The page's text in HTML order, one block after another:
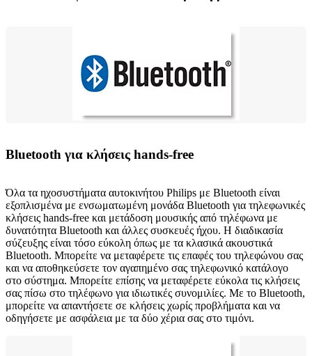
Bluetooth για κλήσεις hands-free
Όλα τα ηχοσυστήματα αυτοκινήτου Philips με Bluetooth είναι
εξοπλισμένα με ενσωματωμένη μονάδα Bluetooth για τηλεφωνικές
κλήσεις hands-free και μετάδοση μουσικής από τηλέφωνα με
δυνατότητα Bluetooth και άλλες συσκευές ήχου. Η διαδικασία
σύζευξης είναι τόσο εύκολη όπως με τα κλασικά ακουστικά
Bluetooth. Μπορείτε να μεταφέρετε τις επαφές του τηλεφώνου σας
και να αποθηκεύσετε τον αγαπημένο σας τηλεφωνικό κατάλογο
στο σύστημα. Μπορείτε επίσης να μεταφέρετε εύκολα τις κλήσεις
σας πίσω στο τηλέφωνο για ιδιωτικές συνομιλίες. Με το Bluetooth,
μπορείτε να απαντήσετε σε κλήσεις χωρίς προβλήματα και να
οδηγήσετε με ασφάλεια με τα δύο χέρια σας στο τιμόνι.